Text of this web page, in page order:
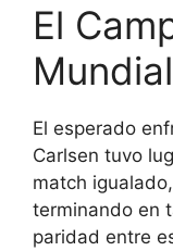
El
El esperado
Carlsen tuvo
match
terminando en
paridad entre